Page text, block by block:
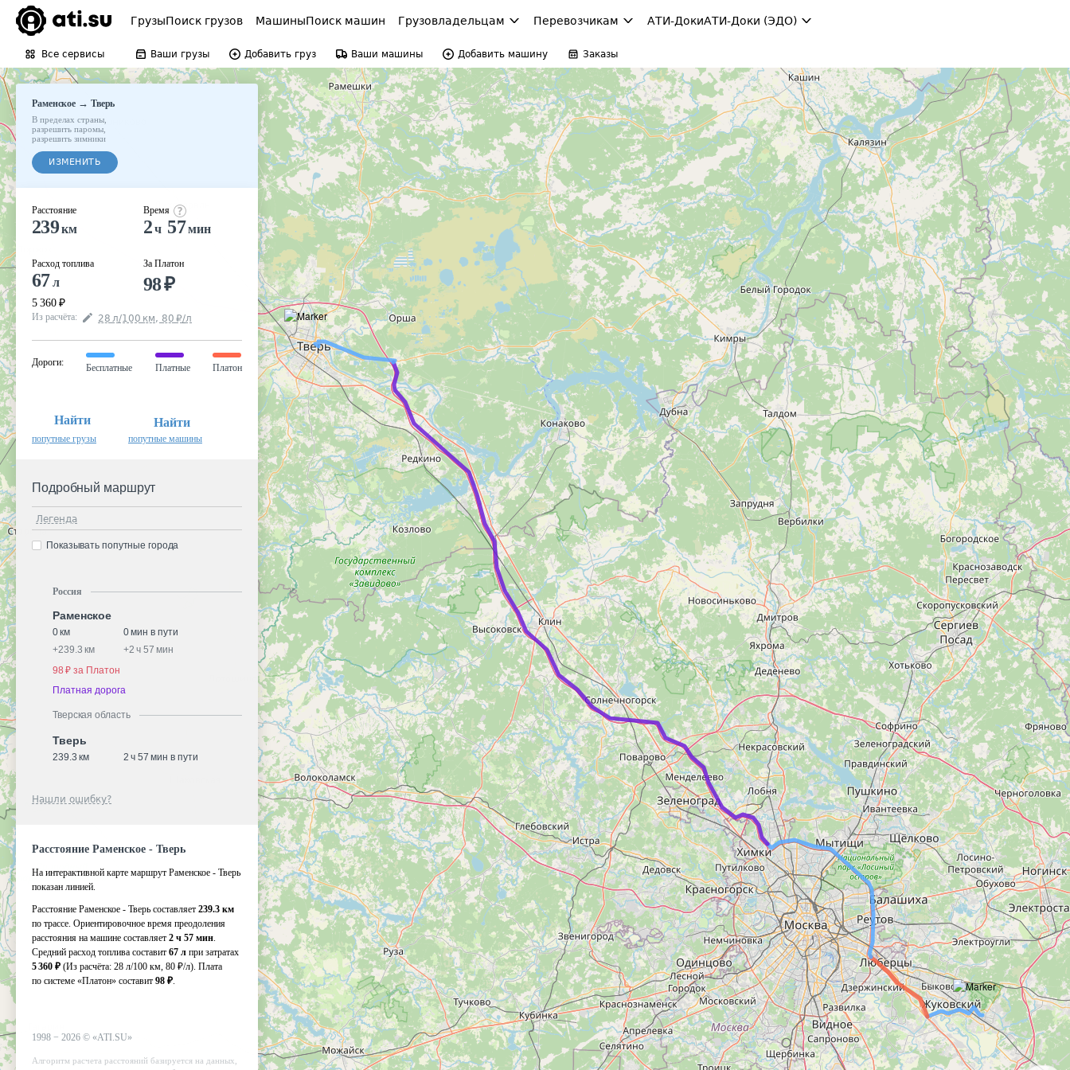
ГрузыПоиск грузов МашиныПоиск машин Грузовладельцам Перевозчикам АТИ-ДокиАТИ-Доки (ЭДО)
Все сервисы Ваши грузы Добавить груз Ваши машины Добавить машину Заказы
Раменское → Тверь
В пределах страны
разрешить паромы
разрешить зимники
ИЗМЕНИТЬ
Расстояние
239км
Расход топлива
67л
5 360 ₽
Время
2 ч 57мин
За Платон
98₽
Из расчёта: 28 л/100 км, 80 ₽/л
Дороги:
Бесплатные Платные Платон
Найти
попутные грузы
Найти
попутные машины
Подробный маршрут
Легенда
Показывать попутные города
Россия
Раменское
0 км
0 мин в пути
+239.3 км +2 ч 57 мин
98 ₽ за Платон
Платная дорога
Тверская область
Тверь
239.3 км 2 ч 57 мин в пути
Нашли ошибку?
Расстояние Раменское - Тверь
На интерактивной карте маршрут Раменское - Тверь
показан линией.
Расстояние Раменское - Тверь составляет 239.3 км
по трассе. Ориентировочное время преодоления
расстояния на машине составляет 2 ч 57 мин.
Средний расход топлива составит 67 л при затратах
5 360 ₽ (Из расчёта: 28 л/100 км, 80 ₽/л). Плата
по системе «Платон» составит 98 ₽.
1998 − 2026 © «ATI.SU»
Алгоритм расчета расстояний базируется на данных,